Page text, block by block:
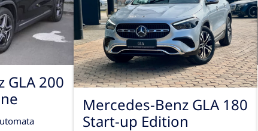
GLA 200
Mercedes-Benz GLA 180
Start-up Edition